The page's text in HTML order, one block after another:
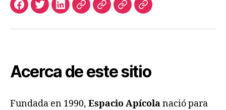
Facebook
TwitterLinkedInApicultura
Join AccesoBiblioteca
Acerca de este sitio
Fundada en 1990, Espacio Apícolanació para